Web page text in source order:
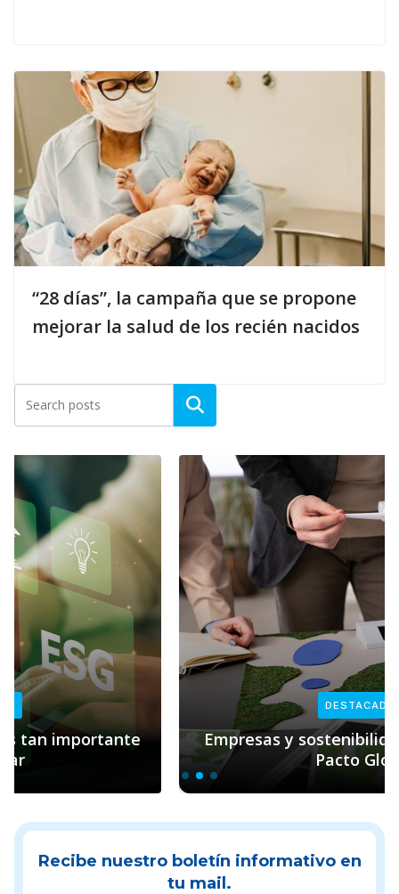
“28 días”, la campaña que se propone
mejorar la salud de los recién nacidos
DESTACADAS
Empresas y sostenibilidad: el rol clave de
Pacto Global
Recibe nuestro boletín informativo en
tu mail.